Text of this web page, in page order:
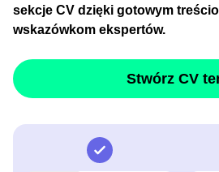
sekcje CV dzięki gotowym
wskazówkom ekspertów.
Stwórz CV